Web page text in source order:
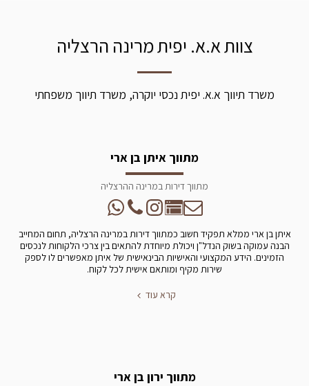
צוות א.א. יפית מרינה הרצליה
משרד תיווך א.א. יפית נכסי יוקרה, משרד תיווך משפחתי
מתווך איתן בן ארי
מתווך דירות במרינה ההרצליה
איתן בן ארי ממלא תפקיד חשוב כמתווך דירות במרינה הרצליה, תחום המחייב
הבנה עמוקה בשוק הנדל"ן ויכולת מיוחדת להתאים בין צרכי הלקוחות לנכסים
הזמינים. הידע המקצועי והאישיות הבינאישית של איתן מאפשרים לו לספק
שירות מקיף ומותאם אישית לכל לקוח.
קרא עוד
מתווך ירון בן ארי